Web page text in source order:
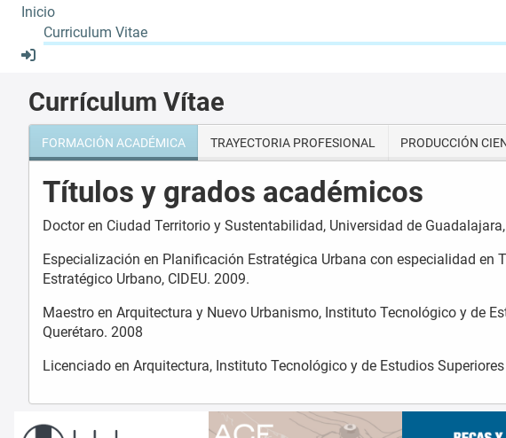
Inicio
Curriculum Vitae
Currículum Vítae
FORMACIÓN ACADÉMICA TRAYECTORIA PROFESIONAL PRODUCCIÓN
Títulos y grados académicos
Doctor en Ciudad Territorio y Sustentabilidad, Universidad de
Especialización en Planificación Estratégica Urbana con especialidad en
Estratégico Urbano, CIDEU. 2009.
Maestro en Arquitectura y Nuevo Urbanismo, Instituto Tecnológico y de
Querétaro. 2008
Licenciado en Arquitectura, Instituto Tecnológico y de Estudios